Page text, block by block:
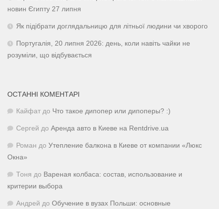
новин Єгипту 27 липня
Як підібрати доглядальницю для літньої людини чи хворого
Португалія, 20 липня 2026: день, коли навіть чайки не
розуміли, що відбувається
ОСТАННІ КОМЕНТАРІ
Кайфат до Что такое дипопер или дипоперы? :)
Сергей до Аренда авто в Киеве на Rentdrive.ua
Роман до Утепление балкона в Киеве от компании «Люкс
Окна»
Тоня до Вареная колбаса: состав, использование и
критерии выбора
Андрей до Обучение в вузах Польши: основные